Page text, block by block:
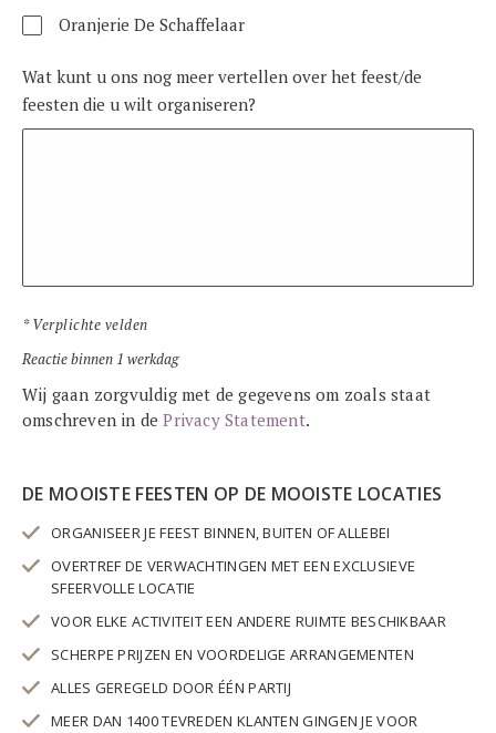
Oranjerie De Schaffelaar
Wat kunt u ons nog meer vertellen over het feest/de
feesten die u wilt organiseren?
* Verplichte velden
Reactie binnen 1 werkdag
Wij gaan zorgvuldig met de gegevens om zoals staat
omschreven in dePrivacy Statement.
DE MOOISTE FEESTEN OP DE MOOISTE LOCATIES
ORGANISEER JE FEEST BINNEN, BUITEN OF ALLEBEI
OVERTREF DE VERWACHTINGEN MET EEN EXCLUSIEVE
SFEERVOLLE LOCATIE
VOOR ELKE ACTIVITEIT EEN ANDERE RUIMTE BESCHIKBAAR
SCHERPE PRIJZEN EN VOORDELIGE ARRANGEMENTEN
ALLES GEREGELD DOOR ÉÉN PARTIJ
MEER DAN 1400 TEVREDEN KLANTEN GINGEN JE VOOR